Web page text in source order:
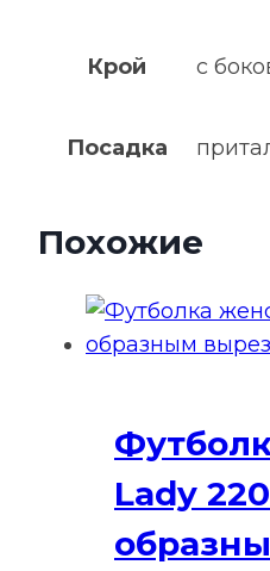
Крой с
Посадка
Похожие
Lady